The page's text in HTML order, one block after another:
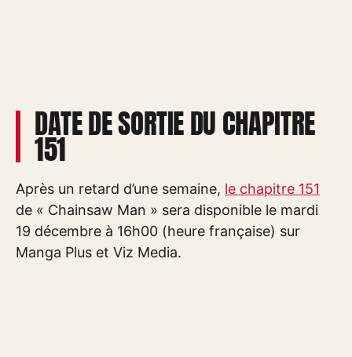
DATE DE SORTIE DU CHAPITRE
151
Après un retard d’une semaine, le chapitre 151
de « Chainsaw Man » sera disponible le mardi
19 décembre à 16h00 (heure française) sur
Manga Plus et Viz Media.